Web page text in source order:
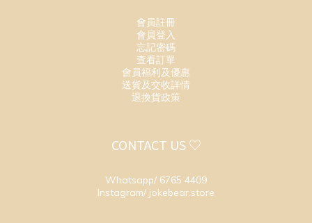
會員註冊
會員登入
忘記密碼
查看訂單
會員福利及優惠
送貨及交收詳情
退換貨政策
CONTACT US ♡
Whatsapp/ 6765 4409
Instagram/ jokebear.store